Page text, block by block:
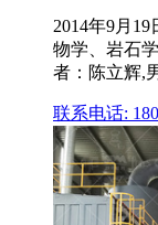
2014年9月
物学、岩石
者：陈立辉,
联系电话: